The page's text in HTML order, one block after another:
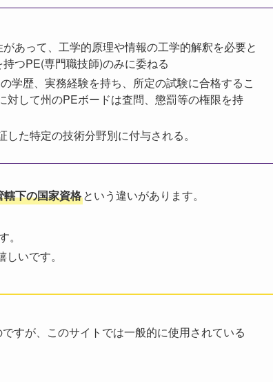
あって、工学的原理や情報の工学的解釈を必要と
つPE(専門職技師)のみに委ねる
学歴、実務経験を持ち、所定の試験に合格するこ
して州のPEボードは査問、懲罰等の権限を持
た特定の技術分野別に付与される。
下の国家資格という違いがあります。
。
いです。
すが、このサイトでは一般的に使用されている